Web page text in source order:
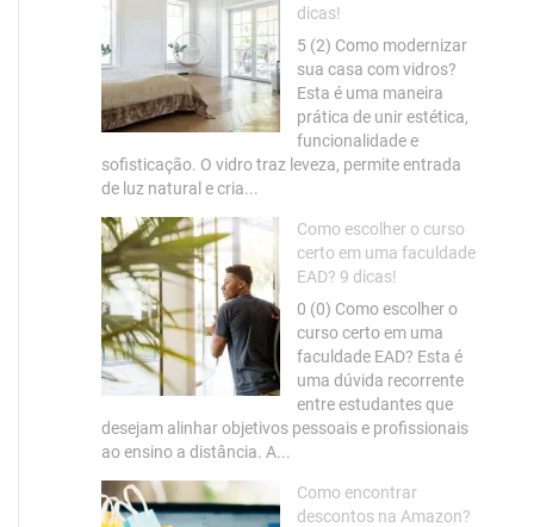
dicas!
5 (2) Como modernizar
sua casa com vidros?
Esta é uma maneira
prática de unir estética,
funcionalidade e
sofisticação. O vidro traz leveza, permite entrada
de luz natural e cria...
Como escolher o curso
certo em uma faculdade
EAD? 9 dicas!
0 (0) Como escolher o
curso certo em uma
faculdade EAD? Esta é
uma dúvida recorrente
entre estudantes que
desejam alinhar objetivos pessoais e profissionais
ao ensino a distância. A...
Como encontrar
descontos na Amazon?